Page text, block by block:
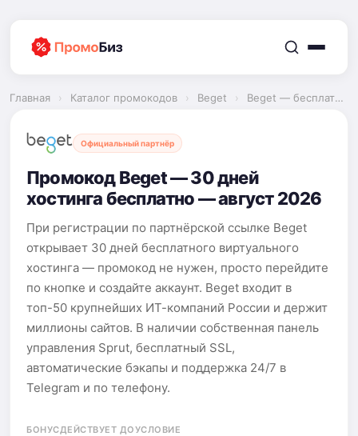
содержимому
Главная › Каталог промокодов › Beget › Beget — бесплатный хостинг
Официальный партнёр
Промокод Beget — 30 дней
хостинга бесплатно — август 2026
При регистрации по партнёрской ссылке Beget
открывает 30 дней бесплатного виртуального
хостинга — промокод не нужен, просто перейдите
по кнопке и создайте аккаунт. Beget входит в
топ-50 крупнейших ИТ-компаний России и держит
миллионы сайтов. В наличии собственная панель
управления Sprut, бесплатный SSL,
автоматические бэкапы и поддержка 24/7 в
Telegram и по телефону.
БОНУСДЕЙСТВУЕТ ДОУСЛОВИЕ